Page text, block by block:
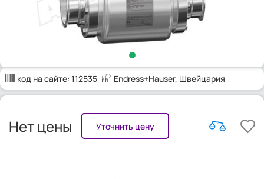
код на сайте: 112535 Endress+Hauser, Швейцария
Нет цены Уточнить цену